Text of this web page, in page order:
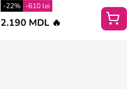
-22% -610 lei
2.190 MDL 🔥